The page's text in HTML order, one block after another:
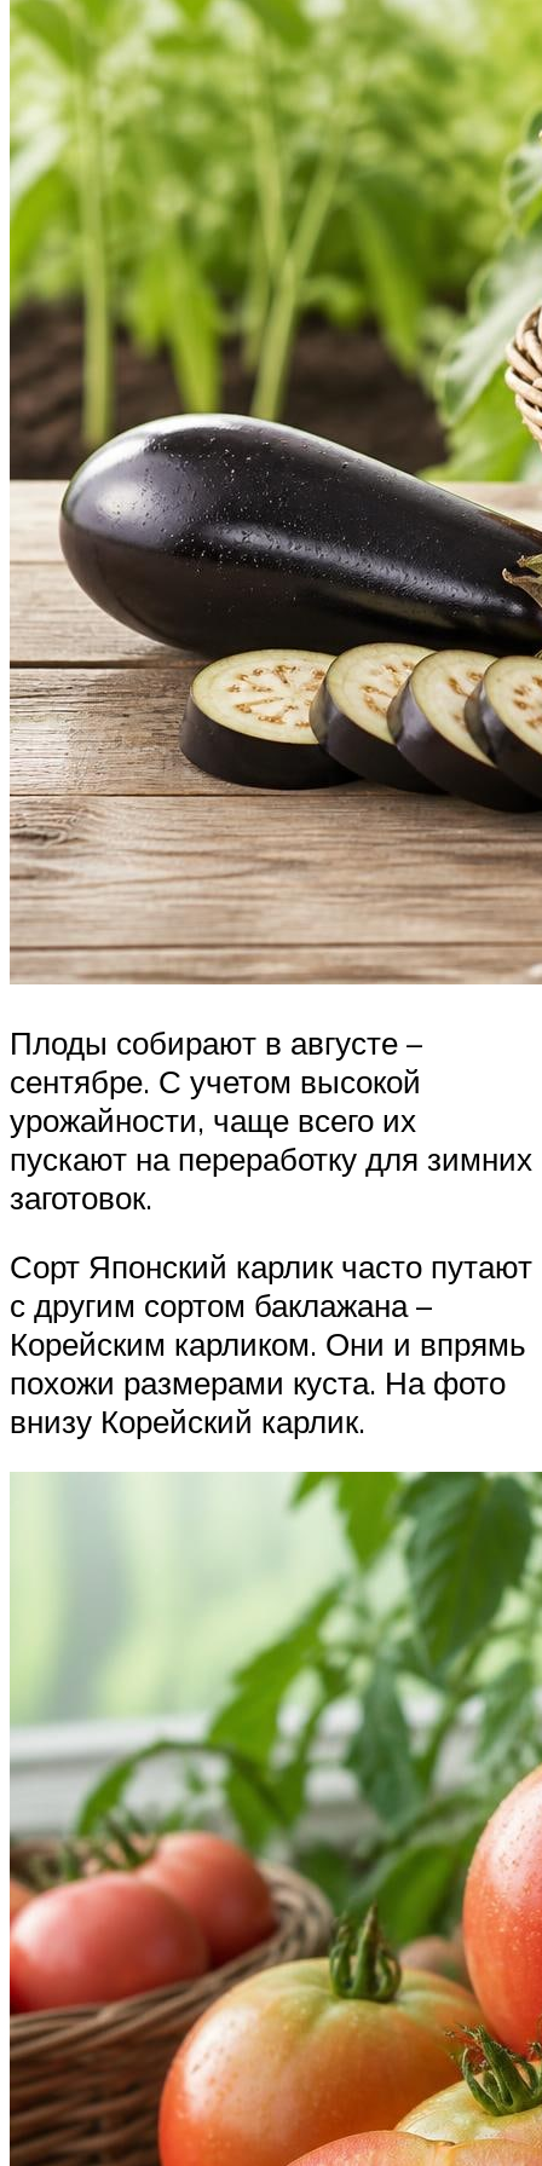
Плоды собирают в августе –
сентябре. С учетом высокой
урожайности, чаще всего их
пускают на переработку для зимних
заготовок.
Сорт Японский карлик часто путают
с другим сортом баклажана –
Корейским карликом. Они и впрямь
похожи размерами куста. На фото
внизу Корейский карлик.